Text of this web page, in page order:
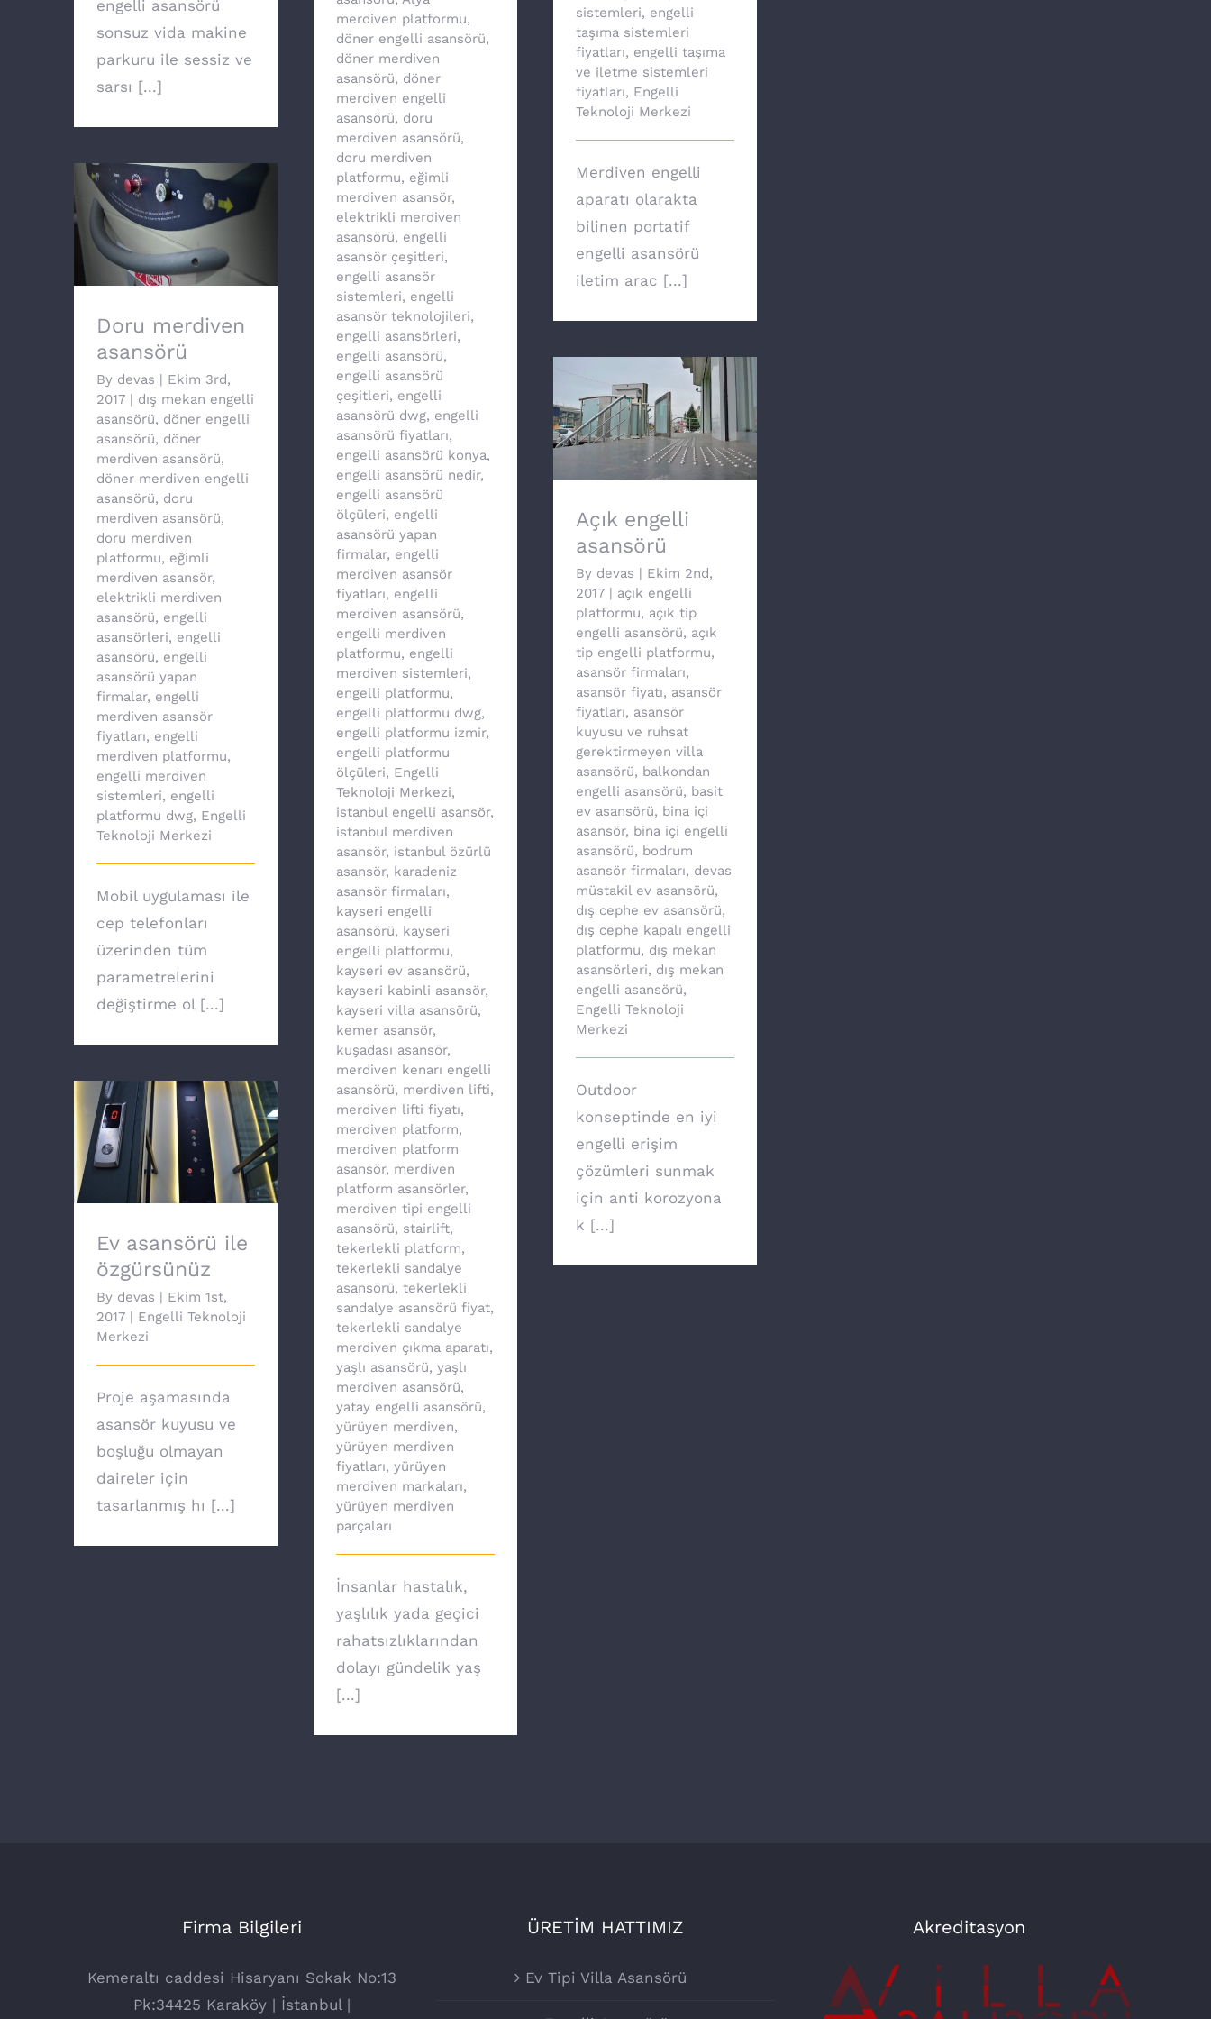
engelli asansörü
sonsuz vida makine
parkuru ile sessiz ve
sarsı [...]
merdiven platformu,
döner engelli asansörü,
döner merdiven
asansörü, döner
merdiven engelli
asansörü, doru
merdiven asansörü,
doru merdiven
platformu, eğimli
merdiven asansör,
elektrikli merdiven
asansörü, engelli
asansör çeşitleri,
engelli asansör
sistemleri, engelli
asansör teknolojileri,
engelli asansörleri,
engelli asansörü,
engelli asansörü
çeşitleri, engelli
asansörü dwg, engelli
asansörü fiyatları,
engelli asansörü konya,
engelli asansörü nedir,
engelli asansörü
ölçüleri, engelli
asansörü yapan
firmalar, engelli
merdiven asansör
fiyatları, engelli
merdiven asansörü,
engelli merdiven
platformu, engelli
merdiven sistemleri,
engelli platformu,
engelli platformu dwg,
engelli platformu izmir,
engelli platformu
ölçüleri, Engelli
Teknoloji Merkezi,
istanbul engelli asansör,
istanbul merdiven
asansör, istanbul özürlü
asansör, karadeniz
asansör firmaları,
kayseri engelli
asansörü, kayseri
engelli platformu,
kayseri ev asansörü,
kayseri kabinli asansör,
kayseri villa asansörü,
kemer asansör,
kuşadası asansör,
merdiven kenarı engelli
asansörü, merdiven lifti,
merdiven lifti fiyatı,
merdiven platform,
merdiven platform
asansör, merdiven
platform asansörler,
merdiven tipi engelli
asansörü, stairlift,
tekerlekli platform,
tekerlekli sandalye
asansörü, tekerlekli
sandalye asansörü fiyat,
tekerlekli sandalye
merdiven çıkma aparatı,
yaşlı asansörü, yaşlı
merdiven asansörü,
yatay engelli asansörü,
yürüyen merdiven,
yürüyen merdiven
fiyatları, yürüyen
merdiven markaları,
yürüyen merdiven
parçaları
İnsanlar hastalık,
yaşlılık yada geçici
rahatsızlıklarından
dolayı gündelik yaş
[...]
sistemleri, engelli
taşıma sistemleri
fiyatları, engelli taşıma
ve iletme sistemleri
fiyatları, Engelli
Teknoloji Merkezi
Merdiven engelli
aparatı olarakta
bilinen portatif
engelli asansörü
iletim arac [...]
Doru merdiven
asansörü
Doru merdiven
asansörü
By devas | Ekim 3rd,
2017 | dış mekan engelli
asansörü, döner engelli
asansörü, döner
merdiven asansörü,
döner merdiven engelli
asansörü, doru
merdiven asansörü,
doru merdiven
platformu, eğimli
merdiven asansör,
elektrikli merdiven
asansörü, engelli
asansörleri, engelli
asansörü, engelli
asansörü yapan
firmalar, engelli
merdiven asansör
fiyatları, engelli
merdiven platformu,
engelli merdiven
sistemleri, engelli
platformu dwg, Engelli
Teknoloji Merkezi
Mobil uygulaması ile
cep telefonları
üzerinden tüm
parametrelerini
değiştirme ol [...]
Açık engelli asansörü
Açık engelli
asansörü
By devas | Ekim 2nd,
2017 | açık engelli
platformu, açık tip
engelli asansörü, açık
tip engelli platformu,
asansör firmaları,
asansör fiyatı, asansör
fiyatları, asansör
kuyusu ve ruhsat
gerektirmeyen villa
asansörü, balkondan
engelli asansörü, basit
ev asansörü, bina içi
asansör, bina içi engelli
asansörü, bodrum
asansör firmaları, devas
müstakil ev asansörü,
dış cephe ev asansörü,
dış cephe kapalı engelli
platformu, dış mekan
asansörleri, dış mekan
engelli asansörü,
Engelli Teknoloji
Merkezi
Outdoor
konseptinde en iyi
engelli erişim
çözümleri sunmak
için anti korozyona
k [...]
Ev asansörü ile
özgürsünüz
Ev asansörü ile
özgürsünüz
By devas | Ekim 1st,
2017 | Engelli Teknoloji
Merkezi
Proje aşamasında
asansör kuyusu ve
boşluğu olmayan
daireler için
tasarlanmış hı [...]
Firma Bilgileri
Kemeraltı caddesi Hisaryanı Sokak No:13
Pk:34425 Karaköy | İstanbul |
ÜRETİM HATTIMIZ
Ev Tipi Villa Asansörü
Akreditasyon